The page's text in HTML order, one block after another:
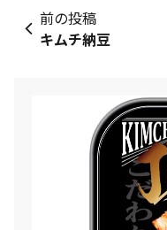
前の投稿
キムチ納豆